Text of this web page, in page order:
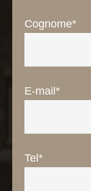
Cognome*
E-mail*
Tel*